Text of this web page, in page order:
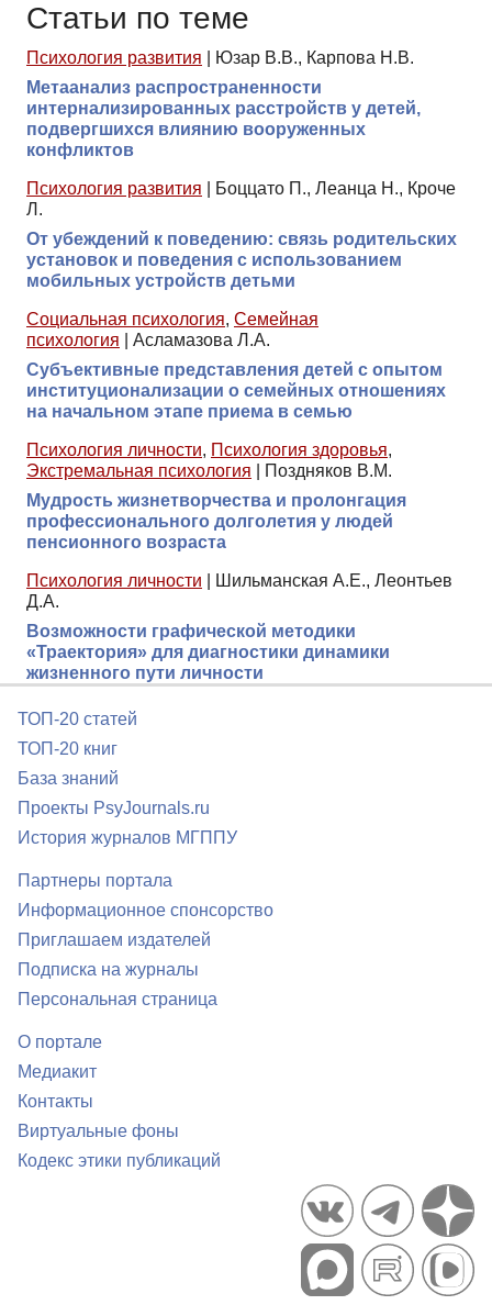
Статьи по теме
Психология развития
Юзар В.В., Карпова Н.В.
Метаанализ распространенности
интернализированных расстройств у детей,
подвергшихся влиянию вооруженных
конфликтов
Психология развития
Боццато П., Леанца Н., Кроче
Л.
От убеждений к поведению: связь родительских
установок и поведения с использованием
мобильных устройств детьми
Социальная психология, Семейная
психология
Асламазова Л.А.
Субъективные представления детей с опытом
институционализации о семейных отношениях
на начальном этапе приема в семью
Психология личности, Психология здоровья,
Экстремальная психология
Поздняков В.М.
Мудрость жизнетворчества и пролонгация
профессионального долголетия у людей
пенсионного возраста
Психология личности
Шильманская А.Е., Леонтьев
Д.А.
Возможности графической методики
«Траектория» для диагностики динамики
жизненного пути личности
ТОП-20 статей
ТОП-20 книг
База знаний
Проекты PsyJournals.ru
История журналов МГППУ
Партнеры портала
Информационное спонсорство
Приглашаем издателей
Подписка на журналы
Персональная страница
О портале
Медиакит
Контакты
Виртуальные фоны
Кодекс этики публикаций